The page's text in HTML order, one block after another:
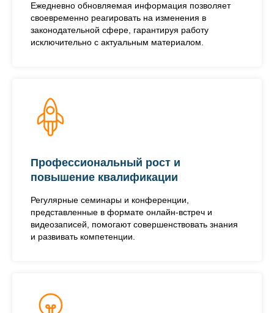
Ежедневно обновляемая информация позволяет
своевременно реагировать на изменения в
законодательной сфере, гарантируя работу
исключительно с актуальным материалом.
Профессиональный рост и
повышение квалификации
Регулярные семинары и конференции,
представленные в формате онлайн-встреч и
видеозаписей, помогают совершенствовать знания
и развивать компетенции.